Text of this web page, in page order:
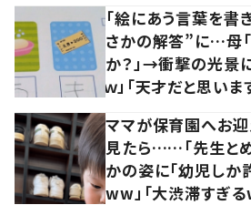
「絵にあう言葉を書
さかの解答”に…母
か？」→衝撃の光景
ｗ」「天才だと思いま
ママが保育園へお
見たら……「先生とめ
かの姿に「幼児しか
ww」「大渋滞すぎる